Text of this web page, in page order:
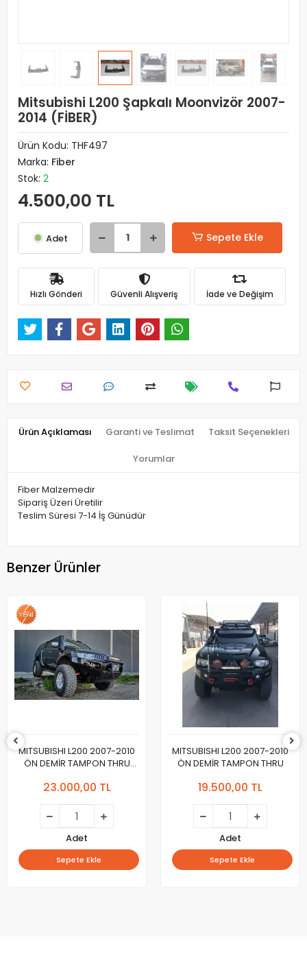
Mitsubishi L200 Şapkalı Moonvizör 2007-
2014 (FİBER)
Ürün Kodu: THF497
Marka: Fiber
Stok: 2
4.500,00 TL
Adet Sepete Ekle
Hızlı Gönderi Güvenli Alışveriş İade ve Değişim
Ürün Açıklaması Garanti ve Teslimat Taksit Seçenekleri
Yorumlar
Fiber Malzemedir
Sipariş Üzeri Üretilir
Teslim Süresi 7-14 İş Günüdür
Benzer Ürünler
MITSUBISHI L200 2007-2010
ÖN DEMİR TAMPON THRU
23.000,00 TL
Adet
Sepete Ekle
MITSUBISHI L200 2007-2010
ÖN DEMİR TAMPON THRU
19.500,00 TL
Adet
Sepete Ekle